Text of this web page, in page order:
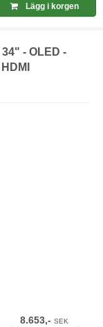
Lägg i korgen
- OLED -
8.653,-SEK